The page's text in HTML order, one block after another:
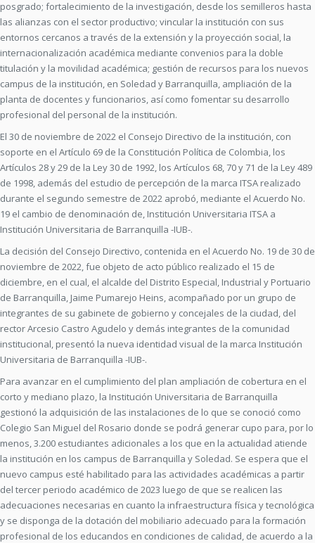
posgrado; fortalecimiento de la investigación, desde los semilleros hasta
las alianzas con el sector productivo; vincular la institución con sus
entornos cercanos a través de la extensión y la proyección social, la
internacionalización académica mediante convenios para la doble
titulación y la movilidad académica; gestión de recursos para los nuevos
campus de la institución, en Soledad y Barranquilla, ampliación de la
planta de docentes y funcionarios, así como fomentar su desarrollo
profesional del personal de la institución.
El 30 de noviembre de 2022 el Consejo Directivo de la institución, con
soporte en el Artículo 69 de la Constitución Política de Colombia, los
Artículos 28 y 29 de la Ley 30 de 1992, los Artículos 68, 70 y 71 de la Ley 489
de 1998, además del estudio de percepción de la marca ITSA realizado
durante el segundo semestre de 2022 aprobó, mediante el Acuerdo No.
19 el cambio de denominación de, Institución Universitaria ITSA a
Institución Universitaria de Barranquilla -IUB-.
La decisión del Consejo Directivo, contenida en el Acuerdo No. 19 de 30 de
noviembre de 2022, fue objeto de acto público realizado el 15 de
diciembre, en el cual, el alcalde del Distrito Especial, Industrial y Portuario
de Barranquilla, Jaime Pumarejo Heins, acompañado por un grupo de
integrantes de su gabinete de gobierno y concejales de la ciudad, del
rector Arcesio Castro Agudelo y demás integrantes de la comunidad
institucional, presentó la nueva identidad visual de la marca Institución
Universitaria de Barranquilla -IUB-.
Para avanzar en el cumplimiento del plan ampliación de cobertura en el
corto y mediano plazo, la Institución Universitaria de Barranquilla
gestionó la adquisición de las instalaciones de lo que se conoció como
Colegio San Miguel del Rosario donde se podrá generar cupo para, por lo
menos, 3.200 estudiantes adicionales a los que en la actualidad atiende
la institución en los campus de Barranquilla y Soledad. Se espera que el
nuevo campus esté habilitado para las actividades académicas a partir
del tercer periodo académico de 2023 luego de que se realicen las
adecuaciones necesarias en cuanto la infraestructura física y tecnológica
y se disponga de la dotación del mobiliario adecuado para la formación
profesional de los educandos en condiciones de calidad, de acuerdo a la